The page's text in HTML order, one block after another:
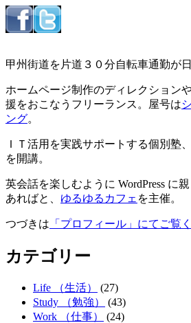
甲州街道を片道３０分自転車通勤が日
ホームページ制作のディレクション
援をおこなうフリーランス。屋号は
ング。
ＩＴ活用を実践サポートする個別塾、
を開講。
英会話を楽しむように WordPress に
あればと、 ゆるゆるカフェ を主催。
つづきは 「プロフィール」にてご覧
カテゴリー
Life （生活）
(27)
Study （勉強）
(43)
Work （仕事）
(24)